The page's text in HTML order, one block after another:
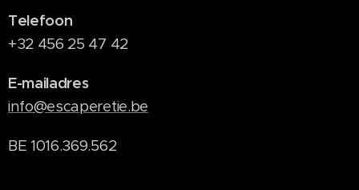
Telefoon
+32 456 25 47 42
E-mailadres
info@escaperetie.be
BE 1016.369.562